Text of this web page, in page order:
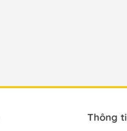
Thông